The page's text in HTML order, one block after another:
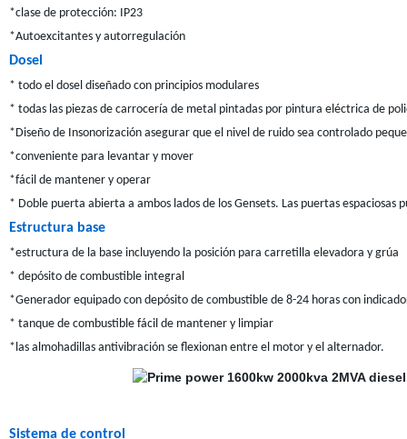
*clase de protección: IP23
*Autoexcitantes y autorregulación
Dosel
* todo el dosel diseñado con principios modulares
* todas las piezas de carrocería de metal pintadas por pintura eléctrica de
*Diseño de Insonorización asegurar que el nivel de ruido sea controlado
*conveniente para levantar y mover
*fácil de mantener y operar
* Doble puerta abierta a ambos lados de los Gensets. Las puertas
Estructura base
*estructura de la base incluyendo la posición para carretilla elevadora y grúa
* depósito de combustible integral
*Generador equipado con depósito de combustible de 8-24 horas con
* tanque de combustible fácil de mantener y limpiar
*las almohadillas antivibración se flexionan entre el motor y el alternador.
Sistema de control